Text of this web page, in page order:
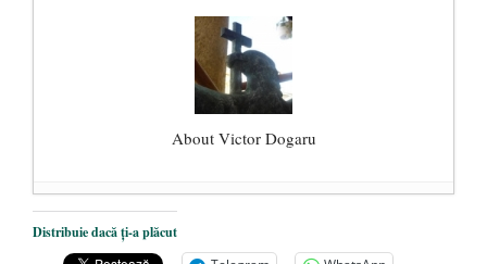
About Victor Dogaru
Experimentul Pitești și The Stanford
Prison Experiment - 23 februarie 2017
Distribuie dacă ți-a plăcut